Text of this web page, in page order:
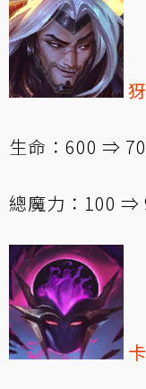
生命：600 ⇒
總魔力：100 ⇒